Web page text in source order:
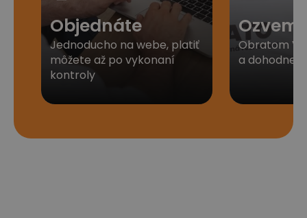
Objednáte
Jednoducho na webe, platiť
môžete až po vykonaní
kontroly
Obratom
a